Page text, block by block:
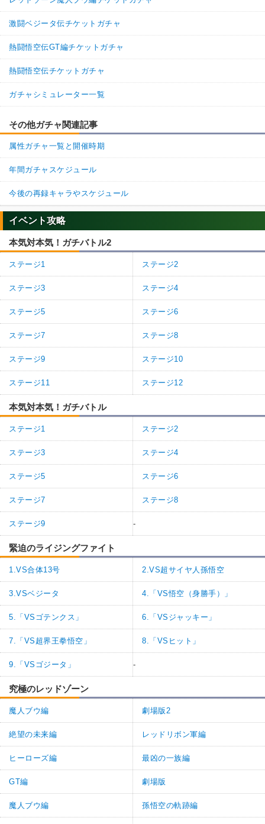
激闘ベジータ伝チケットガチャ
熱闘悟空伝GT編チケットガチャ
熱闘悟空伝チケットガチャ
ガチャシミュレーター一覧
その他ガチャ関連記事
属性ガチャ一覧と開催時期
年間ガチャスケジュール
今後の再録キャラやスケジュール
イベント攻略
本気対本気！ガチバトル2
ステージ1 ステージ2
ステージ3 ステージ4
ステージ5 ステージ6
ステージ7 ステージ8
ステージ9 ステージ10
ステージ11 ステージ12
本気対本気！ガチバトル
ステージ1 ステージ2
ステージ3 ステージ4
ステージ5 ステージ6
ステージ7 ステージ8
ステージ9 -
緊迫のライジングファイト
1.VS合体13号 2.VS超サイヤ人孫悟空
3.VSベジータ 4.「VS悟空（身勝手）」
5.「VSゴテンクス」 6.「VSジャッキー」
7.「VS超界王拳悟空」 8.「VSヒット」
9.「VSゴジータ」 -
究極のレッドゾーン
魔人ブウ編 劇場版2
絶望の未来編 レッドリボン軍編
ヒーローズ編 最凶の一族編
GT編 劇場版
魔人ブウ編 孫悟空の軌跡編